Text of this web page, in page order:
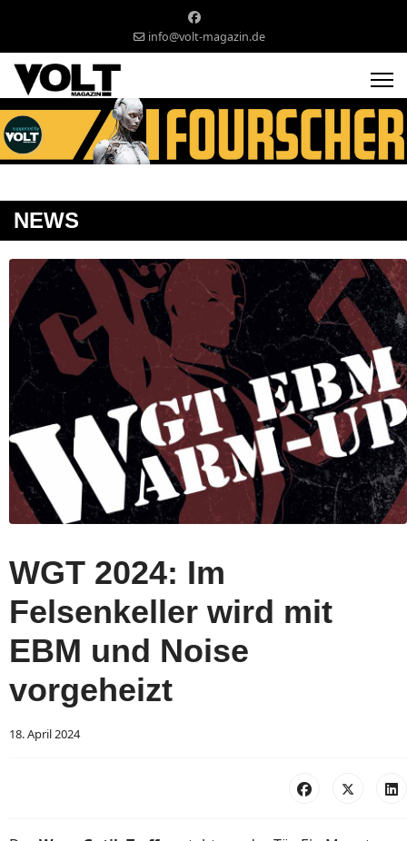
info@volt-magazin.de
NEWS
WGT 2024: Im
Felsenkeller wird mit
EBM und Noise
vorgeheizt
18. April 2024